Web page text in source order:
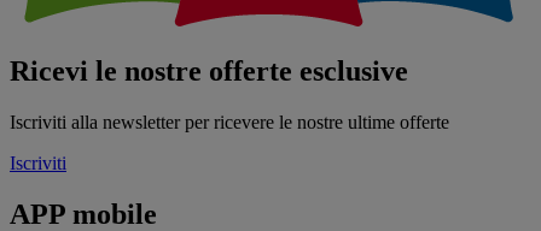
Ricevi le nostre offerte esclusive
Iscriviti alla newsletter per ricevere le nostre ultime offerte
Iscriviti
APP mobile